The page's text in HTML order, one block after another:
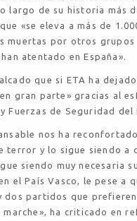
largo de su historia más
«se eleva a más de
muertas por otros grupos
atentado en España».
que si ETA ha
gran parte» gracias al
Fuerzas de Seguridad del
nos ha reconfortado
terror y lo sigue siendo a
siendo muy necesaria su
el País Vasco, le pese a
dos partidos que
marche», ha criticado en